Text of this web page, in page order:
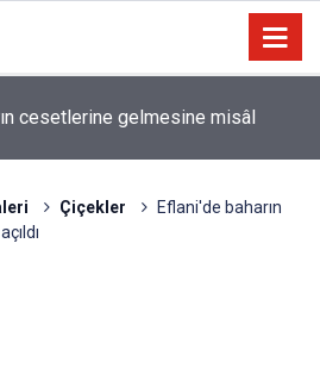
doğumu, Van'da gün batımı
Çiçekler
Eflani'de baharın